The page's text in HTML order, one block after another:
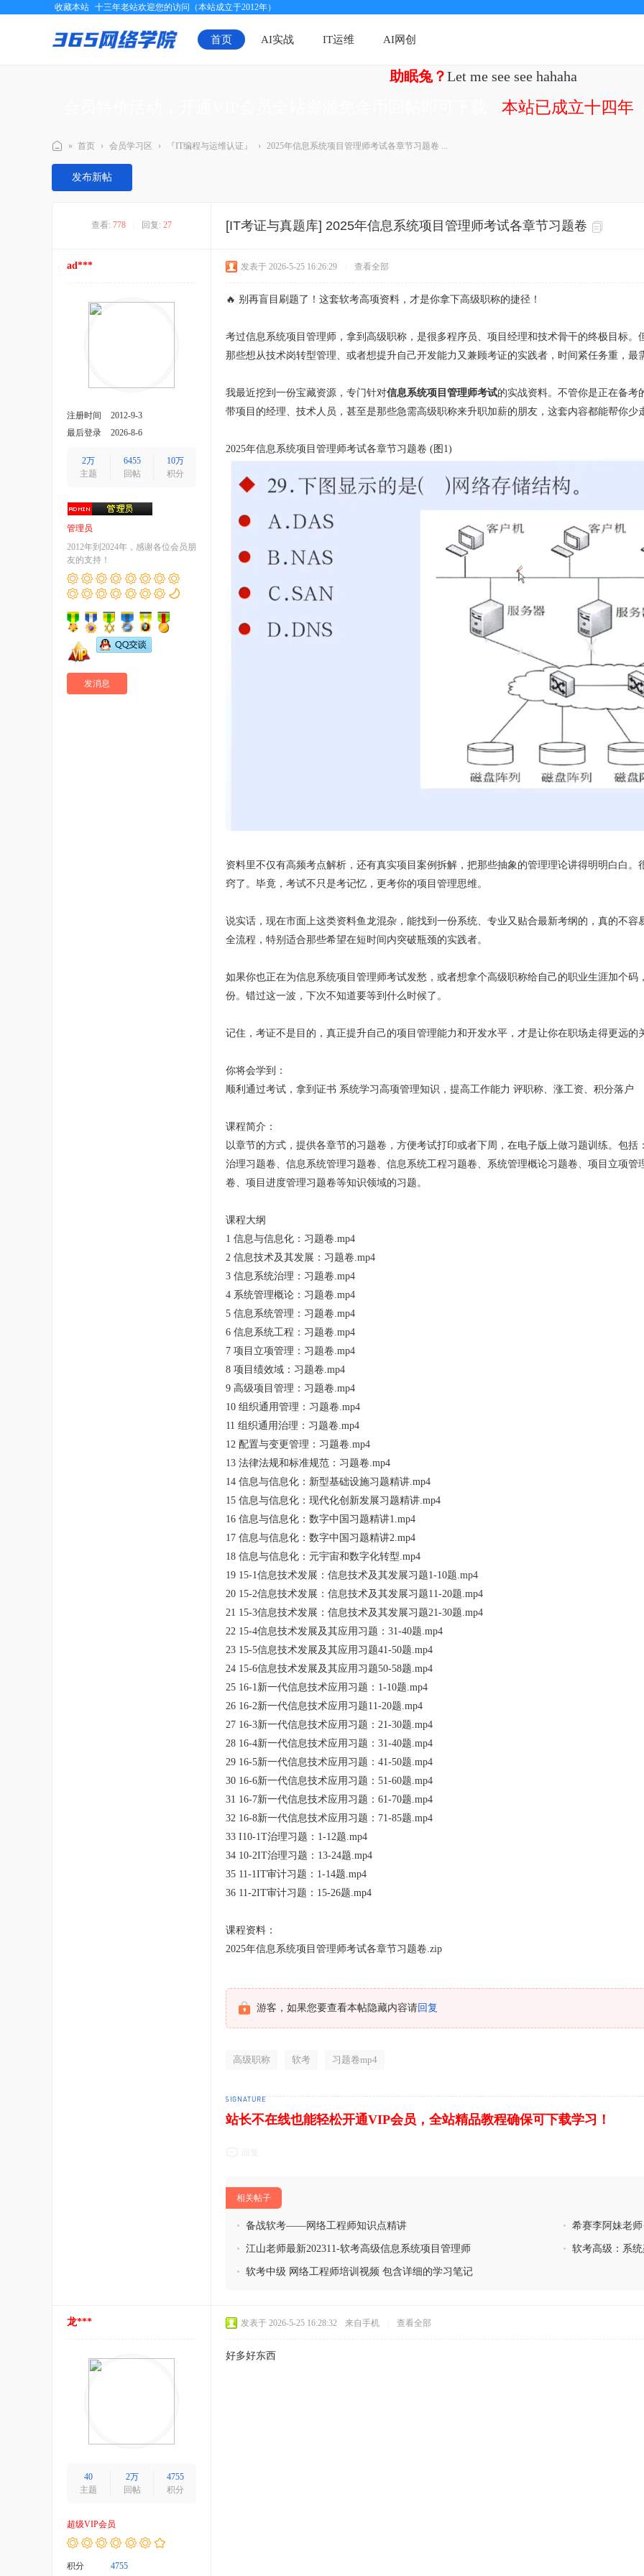
收藏本站 十三年老站欢迎您的访问（本站成立于2012年）
首页 AI实战 IT运维 AI网创
助眠兔？Let me see see hahaha
本站已成立十四年
三
六
» 首页 › 会员学习区 › 『IT编程与运维认证』 › 2025年信息系统项目管理师考试各章节习题卷 ...
发布新帖
查看: 778 回复: 27 [IT考证与真题库] 2025年信息系统项目管理师考试各章节习题卷
ad***
注册时间
2012-9-3
最后登录
2026-8-6
2万
主题
6455
回帖
10万
积分
管理员
2012年到2024年，感谢各位会员朋
友的支持！
发消息
发表于 2026-5-25 16:26:29 查看全部
🔥 别再盲目刷题了！这套软考高项资料，才是你拿下高级职称的捷径！
考过信息系统项目管理师，拿到高级职称，是很多程序员、项目经理和技术骨干的终极目标
那些想从技术岗转型管理、或者想提升自己开发能力又兼顾考证的实践者，时间紧任务重，最
我最近挖到一份宝藏资源，专门针对信息系统项目管理师考试的实战资料。不管你是正在备考
带项目的经理、技术人员，甚至是那些急需高级职称来升职加薪的朋友，这套内容都能帮你少
2025年信息系统项目管理师考试各章节习题卷 (图1)
资料里不仅有高频考点解析，还有真实项目案例拆解，把那些抽象的管理理论讲得明明白白
窍了。毕竟，考试不只是考记忆，更考你的项目管理思维。
说实话，现在市面上这类资料鱼龙混杂，能找到一份系统、专业又贴合最新考纲的，真的不
全流程，特别适合那些希望在短时间内突破瓶颈的实践者。
如果你也正在为信息系统项目管理师考试发愁，或者想拿个高级职称给自己的职业生涯加个
份。错过这一波，下次不知道要等到什么时候了。
记住，考证不是目的，真正提升自己的项目管理能力和开发水平，才是让你在职场走得更远的
你将会学到：
顺利通过考试，拿到证书 系统学习高项管理知识，提高工作能力 评职称、涨工资、积分落户
课程简介：
以章节的方式，提供各章节的习题卷，方便考试打印或者下周，在电子版上做习题训练。包
治理习题卷、信息系统管理习题卷、信息系统工程习题卷、系统管理概论习题卷、项目立项
卷、项目进度管理习题卷等知识领域的习题。
课程大纲
1 信息与信息化：习题卷.mp4
2 信息技术及其发展：习题卷.mp4
3 信息系统治理：习题卷.mp4
4 系统管理概论：习题卷.mp4
5 信息系统管理：习题卷.mp4
6 信息系统工程：习题卷.mp4
7 项目立项管理：习题卷.mp4
8 项目绩效域：习题卷.mp4
9 高级项目管理：习题卷.mp4
10 组织通用管理：习题卷.mp4
11 组织通用治理：习题卷.mp4
12 配置与变更管理：习题卷.mp4
13 法律法规和标准规范：习题卷.mp4
14 信息与信息化：新型基础设施习题精讲.mp4
15 信息与信息化：现代化创新发展习题精讲.mp4
16 信息与信息化：数字中国习题精讲1.mp4
17 信息与信息化：数字中国习题精讲2.mp4
18 信息与信息化：元宇宙和数字化转型.mp4
19 15-1信息技术发展：信息技术及其发展习题1-10题.mp4
20 15-2信息技术发展：信息技术及其发展习题11-20题.mp4
21 15-3信息技术发展：信息技术及其发展习题21-30题.mp4
22 15-4信息技术发展及其应用习题：31-40题.mp4
23 15-5信息技术发展及其应用习题41-50题.mp4
24 15-6信息技术发展及其应用习题50-58题.mp4
25 16-1新一代信息技术应用习题：1-10题.mp4
26 16-2新一代信息技术应用习题11-20题.mp4
27 16-3新一代信息技术应用习题：21-30题.mp4
28 16-4新一代信息技术应用习题：31-40题.mp4
29 16-5新一代信息技术应用习题：41-50题.mp4
30 16-6新一代信息技术应用习题：51-60题.mp4
31 16-7新一代信息技术应用习题：61-70题.mp4
32 16-8新一代信息技术应用习题：71-85题.mp4
33 I10-1T治理习题：1-12题.mp4
34 10-2IT治理习题：13-24题.mp4
35 11-1IT审计习题：1-14题.mp4
36 11-2IT审计习题：15-26题.mp4
课程资料：
2025年信息系统项目管理师考试各章节习题卷.zip
游客，如果您要查看本帖隐藏内容请回复
高级职称 软考 习题卷mp4
站长不在线也能轻松开通VIP会员，全站精品教程确保可下载学习！
相关帖子
• 备战软考——网络工程师知识点精讲 • 希赛李阿妹老师
• 江山老师最新202311-软考高级信息系统项目管理师 • 软考高级：系
• 软考中级 网络工程师培训视频 包含详细的学习笔记
龙***
40
主题
2万
回帖
4755
积分
超级VIP会员
积分 4755
发表于 2026-5-25 16:28:32 来自手机 查看全部
好多好东西